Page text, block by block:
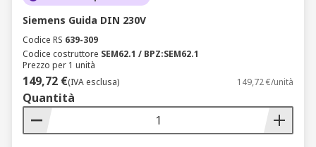
Siemens Guida DIN 230V
Codice RS 639-309
Codice costruttore SEM62.1 / BPZ:SEM62.1
Prezzo per 1 unità
149,72 €(IVA esclusa) 149,72 €/unità
Quantità